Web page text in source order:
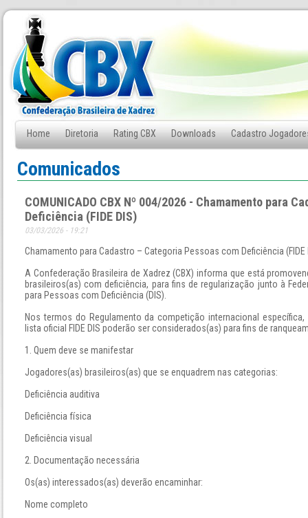
Home Diretoria Rating CBX Downloads Cadastro
Fale Conosco
Comunicados
COMUNICADO CBX Nº 004/2026 - Chamamento para
Deficiência (FIDE DIS)
03/03/2026 - 19:21
Chamamento para Cadastro – Categoria Pessoas com Deficiência (FIDE
A Confederação Brasileira de Xadrez (CBX) informa que está
brasileiros(as) com deficiência, para fins de regularização junto à
para Pessoas com Deficiência (DIS).
Nos termos do Regulamento da competição internacional
lista oficial FIDE DIS poderão ser considerados(as) para fins de
1. Quem deve se manifestar
Jogadores(as) brasileiros(as) que se enquadrem nas categorias:
Deficiência auditiva
Deficiência física
Deficiência visual
2. Documentação necessária
Os(as) interessados(as) deverão encaminhar:
Nome completo